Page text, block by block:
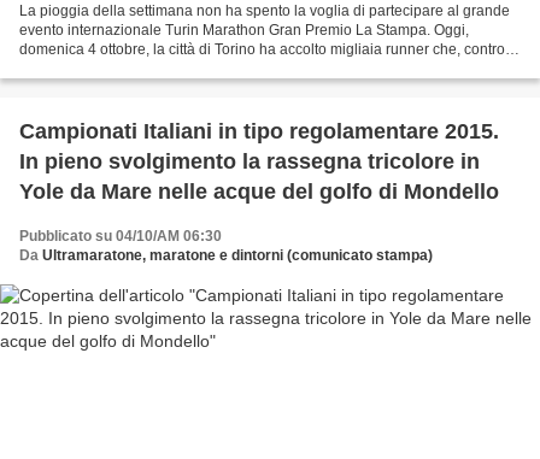
La pioggia della settimana non ha spento la voglia di partecipare al grande
evento internazionale Turin Marathon Gran Premio La Stampa. Oggi,
domenica 4 ottobre, la città di Torino ha accolto migliaia runner che, contro
Campionati Italiani in tipo regolamentare 2015.
In pieno svolgimento la rassegna tricolore in
Yole da Mare nelle acque del golfo di Mondello
Pubblicato su 04/10/AM 06:30
Da Ultramaratone, maratone e dintorni (comunicato stampa)